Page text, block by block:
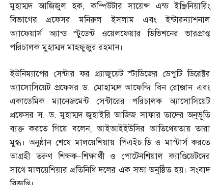
মুহাম্মদ আজিজুল হক,কম্পিউটার সায়েন্স এন্ড ইঞ্জিনিয়ারিং
বিভাগের প্রফেসর মনিরুল ইসলাম এবং ইন্টারন্যাশনাল
অ্যাফেয়ার্স অ্যান্ড স্টুডেন্ট ওয়েলফেয়ার ডিভিশনের ভারপ্রাপ্ত
পরিচালক মুহাম্মদ মাহফুজুর রহমান।
ইউনিম্যাপের সেন্টার ফর গ্র্যাজুয়েট স্টাডিজের ডেপুটি ডিরেক্টর
অ্যাসোসিয়েট প্রফেসর ড. মোহাম্মদ আফেন্দি বিন রোজান এবং
একাডেমিক ম্যানেজমেন্ট সেন্টারের পরিচালক অ্যাসোসিয়েট
প্রফেসর স.ড.মুহাম্মদ জুহাইরি আজিজ সাফার তাদের অনুভূতি
ব্যক্ত করতে গিয়ে বলেন,আইআইইউসির আতিথেয়তায় তারা
মুগ্ধ। অনুষ্ঠান শেষে মালয়েশিয়ায় পিএইচ.ডি ও মাস্টার্স করতে
আগ্রহী তরুণ শিক্ষক–শিক্ষার্থী ও পোটেনশিয়াল ক্যাণ্ডিডেটদের
সাথে মালয়েশিয়ার প্রতিনিধি দলের এক সভা অনুষ্ঠিত হয়। সংবাদ